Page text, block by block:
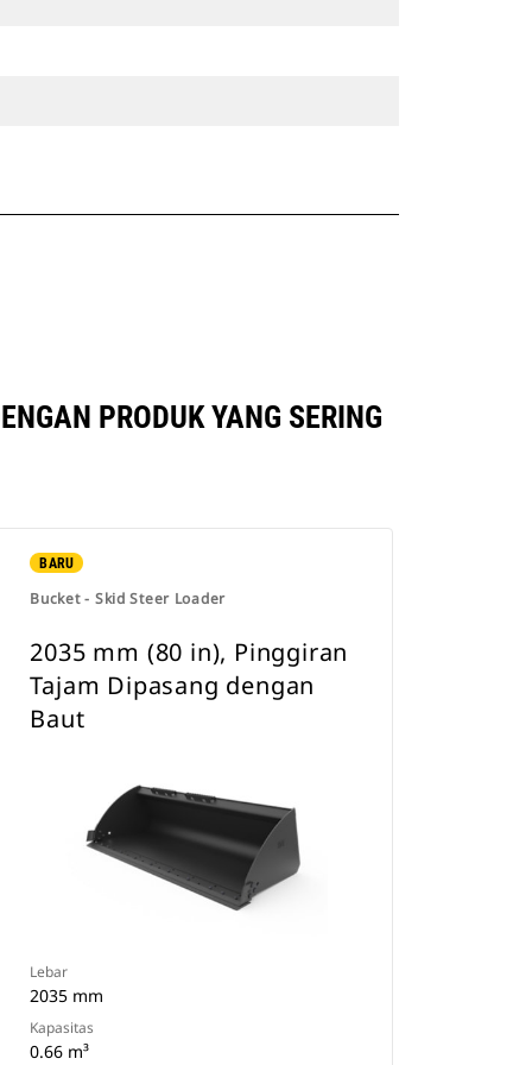
PRODUK YANG SERING
BARU
Bucket - Skid Steer Loader
2035 mm (80 in), Pinggiran
Tajam Dipasang dengan
Baut
Lebar
2035 mm
Kapasitas
0.66 m³